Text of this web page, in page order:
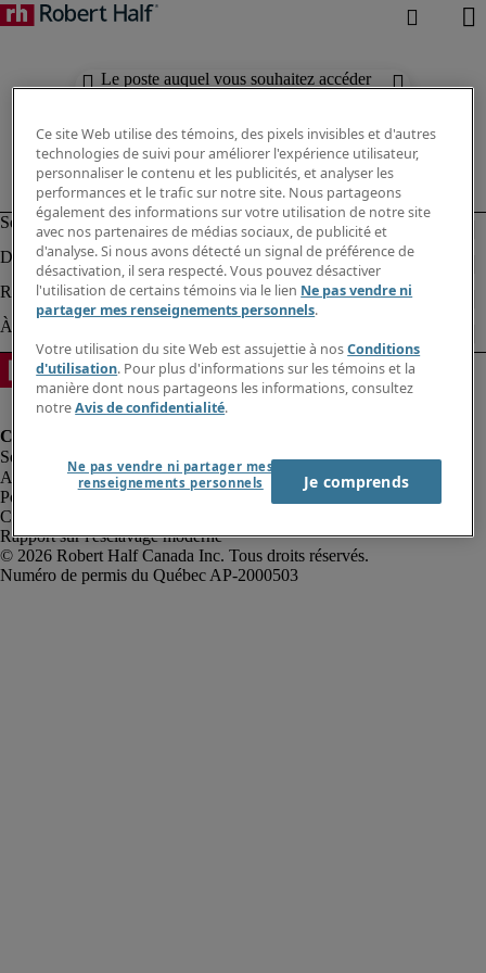
Le poste auquel vous souhaitez accéder
Alerte à la fraude
Politique de confidentialité
Conditions d’utilisation
Rapport sur l'esclavage moderne
Robert Half Canada Inc. Tous droits réservés.
Ce site Web utilise des témoins, des pixels invisibles et d'autres
technologies de suivi pour améliorer l'expérience utilisateur,
personnaliser le contenu et les publicités, et analyser les
performances et le trafic sur notre site. Nous partageons
également des informations sur votre utilisation de notre site
avec nos partenaires de médias sociaux, de publicité et
d'analyse. Si nous avons détecté un signal de préférence de
désactivation, il sera respecté. Vous pouvez désactiver
l'utilisation de certains témoins via le lien Ne pas vendre ni
partager mes renseignements personnels.
Votre utilisation du site Web est assujettie à nosConditions
d'utilisation. Pour plus d'informations sur les témoins et la
manière dont nous partageons les informations, consultez
notreAvis de confidentialité.
Ne pas vendre ni partager mes
renseignements personnels
Je comprends